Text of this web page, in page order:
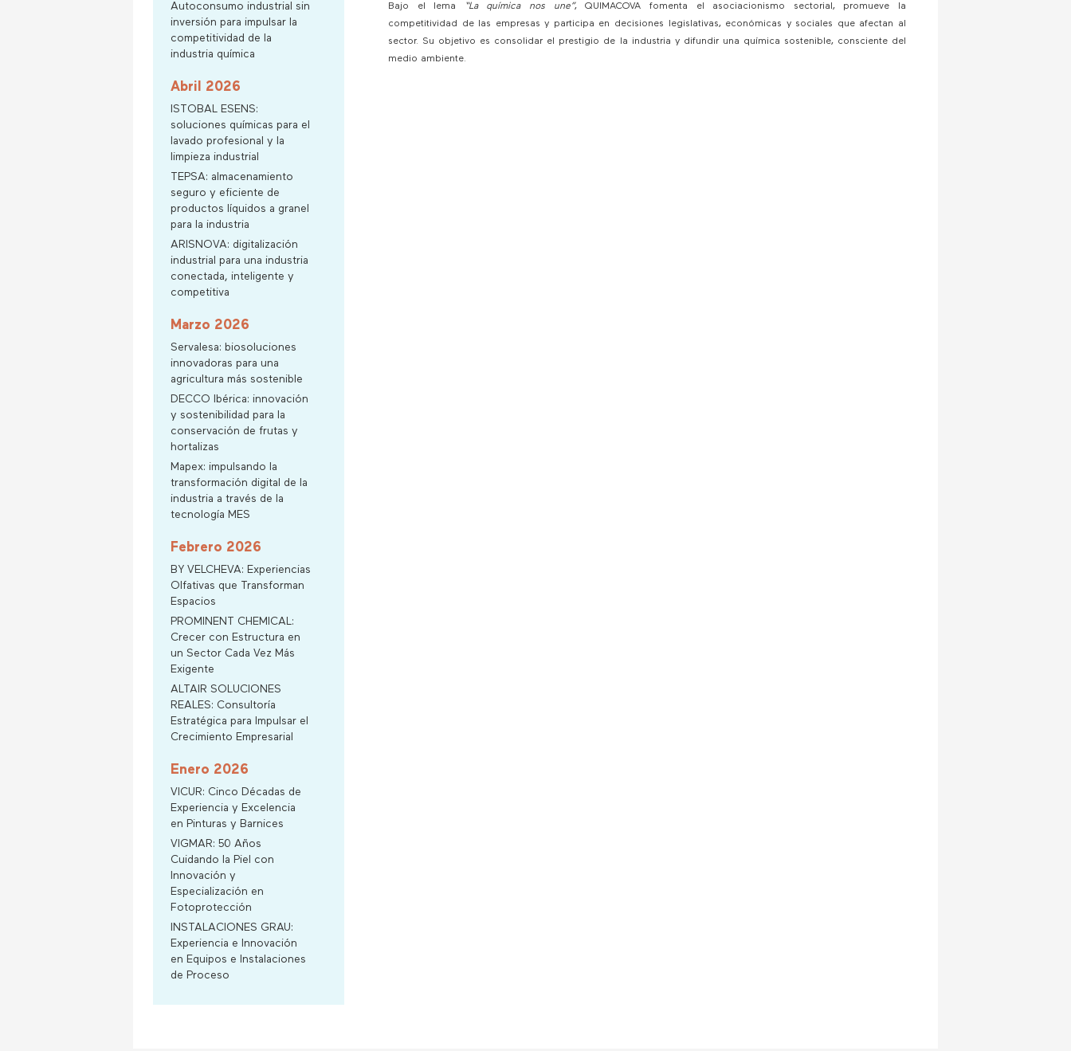
Autoconsumo industrial sin
inversión para impulsar la
competitividad de la
industria química
Abril 2026
ISTOBAL ESENS:
soluciones químicas para el
lavado profesional y la
limpieza industrial
TEPSA: almacenamiento
seguro y eficiente de
productos líquidos a granel
para la industria
ARISNOVA: digitalización
industrial para una industria
conectada, inteligente y
competitiva
Marzo 2026
Servalesa: biosoluciones
innovadoras para una
agricultura más sostenible
DECCO Ibérica: innovación
y sostenibilidad para la
conservación de frutas y
hortalizas
Mapex: impulsando la
transformación digital de la
industria a través de la
tecnología MES
Febrero 2026
BY VELCHEVA: Experiencias
Olfativas que Transforman
Espacios
PROMINENT CHEMICAL:
Crecer con Estructura en
un Sector Cada Vez Más
Exigente
ALTAIR SOLUCIONES
REALES: Consultoría
Estratégica para Impulsar el
Crecimiento Empresarial
Enero 2026
VICUR: Cinco Décadas de
Experiencia y Excelencia
en Pinturas y Barnices
VIGMAR: 50 Años
Cuidando la Piel con
Innovación y
Especialización en
Fotoprotección
INSTALACIONES GRAU:
Experiencia e Innovación
en Equipos e Instalaciones
de Proceso
Bajo el lema “La química nos une”, QUIMACOVA fomenta el asociacionismo sectorial, promueve la
competitividad de las empresas y participa en decisiones legislativas, económicas y sociales que afectan al
sector. Su objetivo es consolidar el prestigio de la industria y difundir una química sostenible, consciente del
medio ambiente.